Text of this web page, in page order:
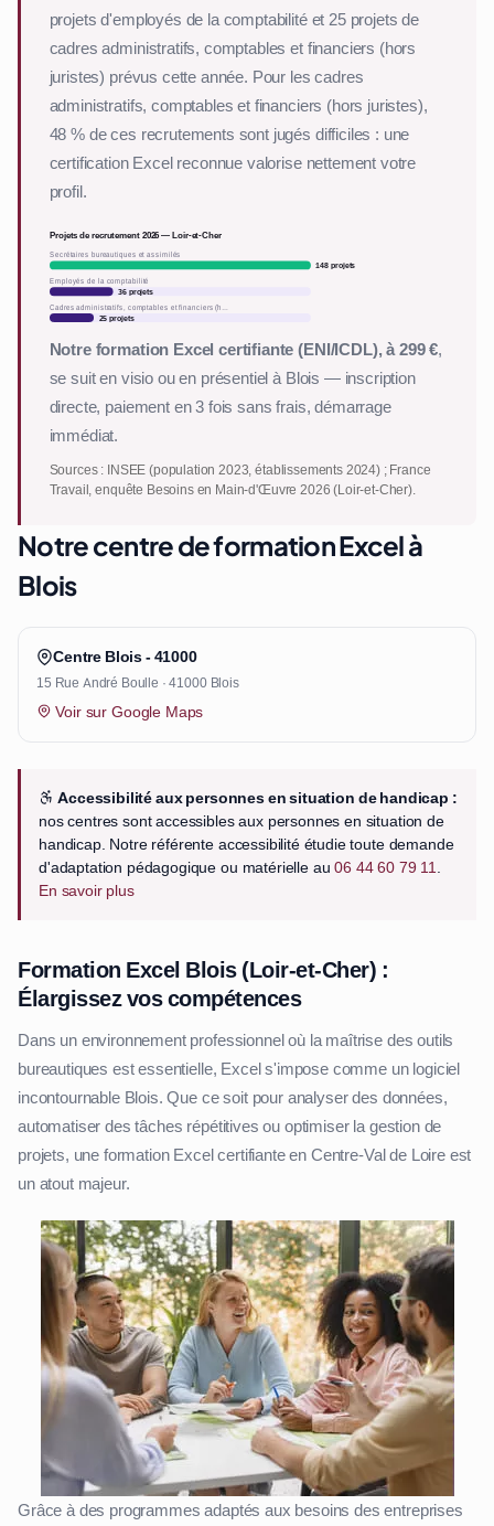
projets d'employés de la comptabilité et 25 projets de
cadres administratifs, comptables et financiers (hors
juristes) prévus cette année. Pour les cadres
administratifs, comptables et financiers (hors juristes),
48 % de ces recrutements sont jugés difficiles : une
certification Excel reconnue valorise nettement votre
profil.
Projets de recrutement 2026 — Loir-et-Cher
Secrétaires bureautiques et assimilés
148 projets
Employés de la comptabilité
36 projets
Cadres administratifs, comptables et financiers (h…
25 projets
Notre formation Excel certifiante (ENI/ICDL), à 299 €,
se suit en visio ou en présentiel à Blois — inscription
directe, paiement en 3 fois sans frais, démarrage
immédiat.
Sources : INSEE (population 2023, établissements 2024) ; France
Travail, enquête Besoins en Main-d'Œuvre 2026 (Loir-et-Cher).
Notre centre de formation Excel à
Blois
Centre Blois - 41000
15 Rue André Boulle · 41000 Blois
Voir sur Google Maps
Accessibilité aux personnes en situation de handicap :
nos centres sont accessibles aux personnes en situation de
handicap. Notre référente accessibilité étudie toute demande
d'adaptation pédagogique ou matérielle au06 44 60 79 11.
En savoir plus
Formation Excel Blois (Loir-et-Cher) :
Élargissez vos compétences
Dans un environnement professionnel où la maîtrise des outils
bureautiques est essentielle, Excel s'impose comme un logiciel
incontournable Blois. Que ce soit pour analyser des données,
automatiser des tâches répétitives ou optimiser la gestion de
projets, une formation Excel certifiante en Centre-Val de Loire est
un atout majeur.
Grâce à des programmes adaptés aux besoins des entreprises